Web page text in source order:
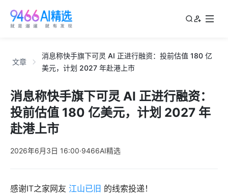
文章
消息称快手旗下可灵 AI 正进行融资：投前估值 180 亿
美元，计划 2027 年赴港上市
消息称快手旗下可灵 AI 正进行融资：
投前估值 180 亿美元，计划 2027 年
赴港上市
2026年6月3日 16:00·9466AI精选
感谢IT之家网友 江山已旧 的线索投递！